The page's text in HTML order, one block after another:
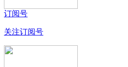
订阅号
关注订阅号